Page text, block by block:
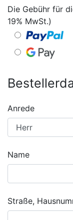
Die Gebühr für
19% MwSt.)
Anrede
Name
Straße,